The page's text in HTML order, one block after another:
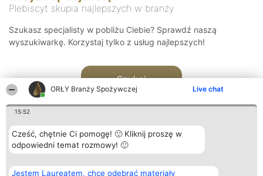
ORŁY Branży Spożywczej Live chat
15:52
Cześć, chętnie Ci pomogę! 🙂 Kliknij proszę w
odpowiedni temat rozmowy! 🙂
Jestem Laureatem, chcę odebrać materiały
Plebiscyt skupia najlepszych w branży
Szukasz specjalisty w pobliżu Ciebie? Sprawdź naszą
wyszukiwarkę. Korzystaj tylko z usług najlepszych!
Szukaj
Organizator plebiscytu
Bright Side Solutions sp. z o.
Plebiscyt
Laureaci
Kontakt
Kontakt